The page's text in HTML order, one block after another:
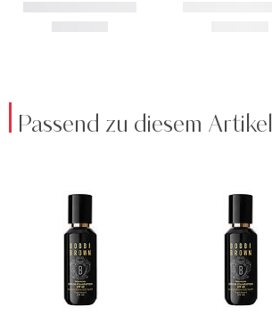
Passend zu diesem Artikel